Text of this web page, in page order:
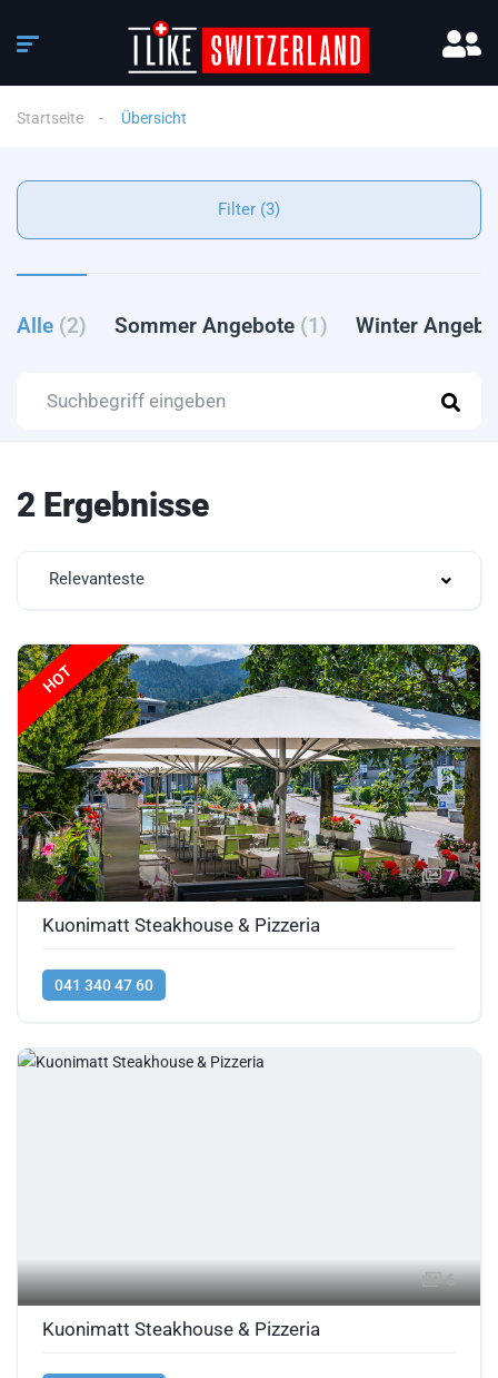
Startseite Übersicht
Filter (3)
Alle (2) Sommer Angebote (1) Winter
2 Ergebnisse
Relevanteste
HOT
7
Kuonimatt Steakhouse & Pizzeria
041 340 47 60
6
Kuonimatt Steakhouse & Pizzeria